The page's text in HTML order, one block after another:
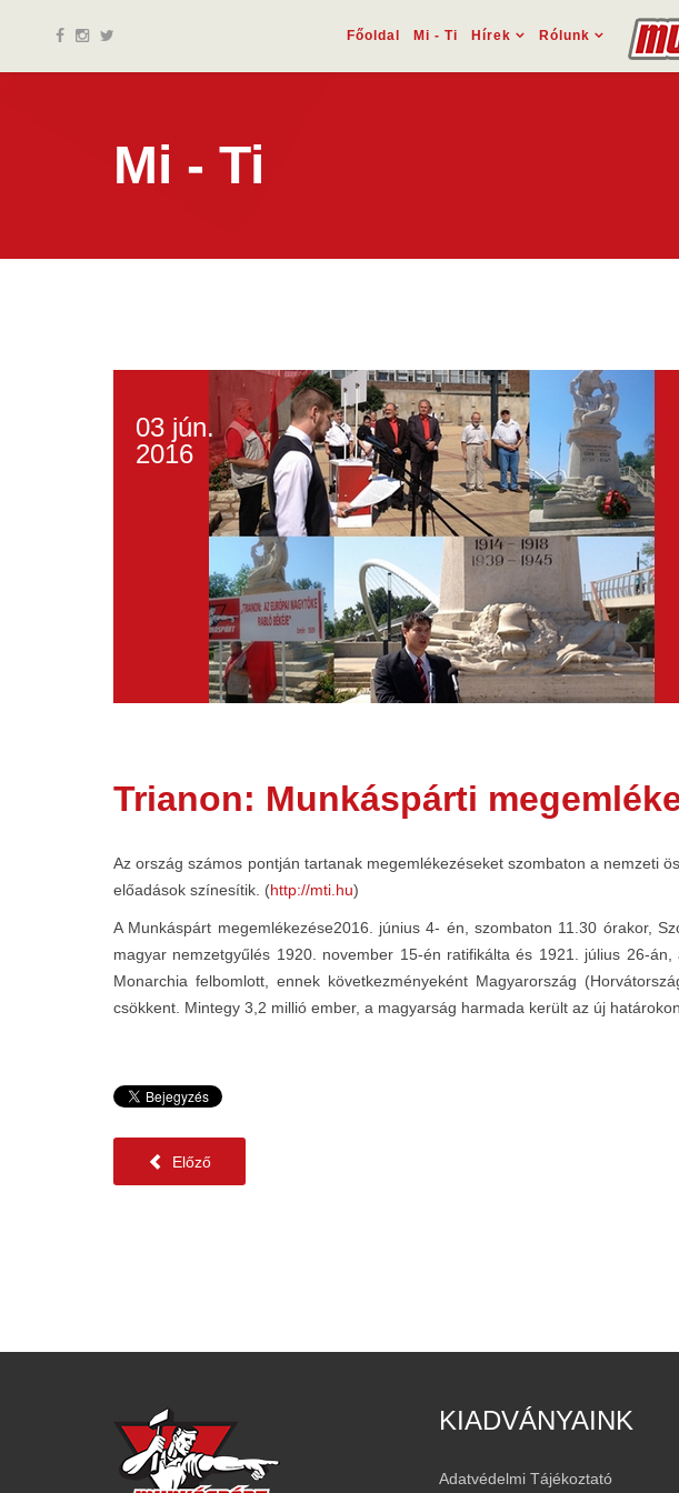
Főoldal Mi - Ti Hírek Rólunk
Mi - Ti
03 jún.
2016
Trianon: Munkáspárti
Az ország számos pontján tartanak megemlékezéseket szombaton a nemzeti
előadások színesítik. (http://mti.hu)
A Munkáspárt megemlékezése2016. június 4- én, szombaton 11.30 órakor,
magyar nemzetgyűlés 1920. november 15-én ratifikálta és 1921. július 26-
Monarchia felbomlott, ennek következményeként Magyarország
csökkent. Mintegy 3,2 millió ember, a magyarság harmada került az új
Előző
KIADVÁNYAINK
Adatvédelmi Tájékoztató